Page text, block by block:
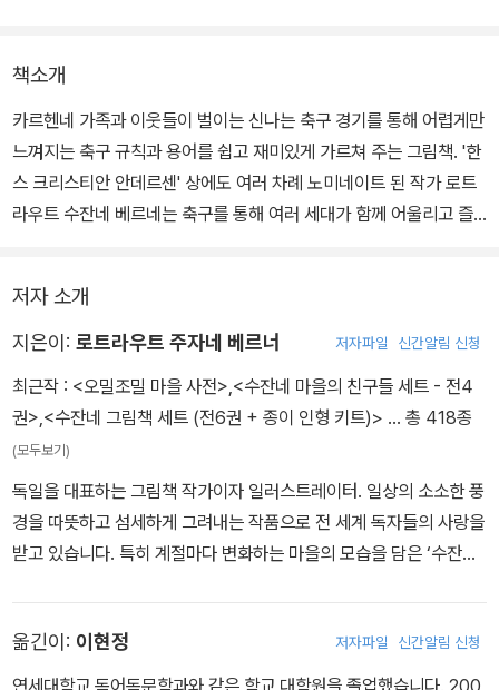
책소개
카르헨네 가족과 이웃들이 벌이는 신나는 축구 경기를 통해 어렵게만
느껴지는 축구 규칙과 용어를 쉽고 재미있게 가르쳐 주는 그림책. '한
스 크리스티안 안데르센' 상에도 여러 차례 노미네이트 된 작가 로트
라우트 수잔네 베르네는 축구를 통해 여러 세대가 함께 어울리고 즐
버찌가 익어가는 어느 여름 날, 초록색 잔디밭은 축구 열기로 가득하
다. 노란 손수건과 호루라기를 들고 경기를 진행하는 엄마, 버찌에 정
공이 너무 빠르다며 어리둥절해 하는 할머니까지 주인공들의 표정과
몸짓이 재미있다.
킥오프, 파울, 센터링, 페널티킥, 골킥 등 축구 관련 용어들은 부록에
따로 담았다. 부록은 본문의 내용과 연결하여 이해하기 쉽도록 설명
해서 그림책 속 경기를 보다 모르는 축구 용어가 나오면 찾아볼 수 있
저자 소개
지은이: 로트라우트 주자네 베르너 저자파일 신간알림 신청
최근작 : <오밀조밀 마을 사전>,<수잔네 마을의 친구들 세트 - 전4
권>,<수잔네 그림책 세트 (전6권 + 종이 인형 키트)> … 총 418종
(모두보기)
독일을 대표하는 그림책 작가이자 일러스트레이터. 일상의 소소한 풍
경을 따뜻하고 섬세하게 그려내는 작품으로 전 세계 독자들의 사랑을
받고 있습니다. 특히 계절마다 변화하는 마을의 모습을 담은 ‘수잔네
는 베스트셀러 『수학 귀신』의 그림 작가입니다. 안데르센상을 수상하
는 등 작품성과 예술성을 국제적으로 인정받아온 그의 책은 전 세계
옮긴이: 이현정 저자파일 신간알림 신청